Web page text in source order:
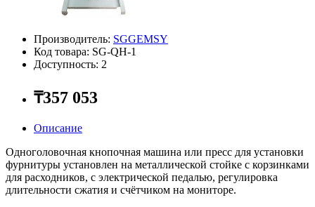
Производитель: SGGEMSY
Код товара: SG-QH-1
Доступность: 2
₸357 053
Описание
Одноголовочная кнопочная машина или пресс для установки
фурнитуры установлен на металлической стойке с корзинками
для расходников, с электрической педалью, регулировка
длительности сжатия и счётчиком на мониторе.